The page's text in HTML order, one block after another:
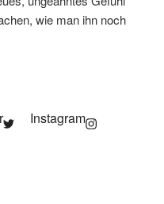
wie man ihn noch
Instagram